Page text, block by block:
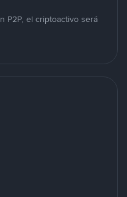
P2P, el criptoactivo será